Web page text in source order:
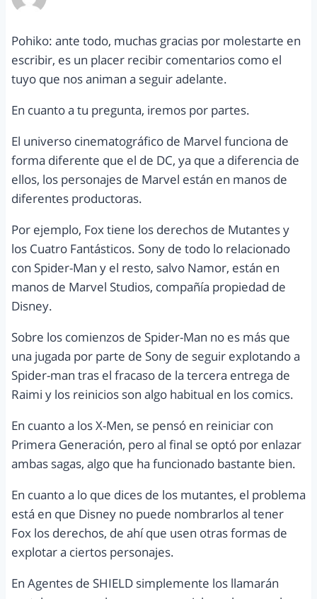
Pohiko: ante todo, muchas gracias por molestarte en
escribir, es un placer recibir comentarios como el
tuyo que nos animan a seguir adelante.
En cuanto a tu pregunta, iremos por partes.
El universo cinematográfico de Marvel funciona de
forma diferente que el de DC, ya que a diferencia de
ellos, los personajes de Marvel están en manos de
diferentes productoras.
Por ejemplo, Fox tiene los derechos de Mutantes y
los Cuatro Fantásticos. Sony de todo lo relacionado
con Spider-Man y el resto, salvo Namor, están en
manos de Marvel Studios, compañía propiedad de
Disney.
Sobre los comienzos de Spider-Man no es más que
una jugada por parte de Sony de seguir explotando a
Spider-man tras el fracaso de la tercera entrega de
Raimi y los reinicios son algo habitual en los comics.
En cuanto a los X-Men, se pensó en reiniciar con
Primera Generación, pero al final se optó por enlazar
ambas sagas, algo que ha funcionado bastante bien.
En cuanto a lo que dices de los mutantes, el problema
está en que Disney no puede nombrarlos al tener
Fox los derechos, de ahí que usen otras formas de
explotar a ciertos personajes.
En Agentes de SHIELD simplemente los llamarán